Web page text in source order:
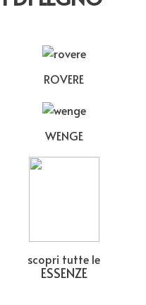
ROVERE
WENGE
scopri tutte le
ESSENZE